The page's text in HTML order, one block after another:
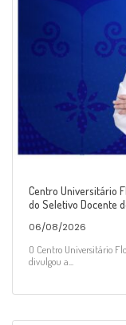
Centro Universitário
do Seletivo Docente
06/08/2026
O Centro Universitário
divulgou a...